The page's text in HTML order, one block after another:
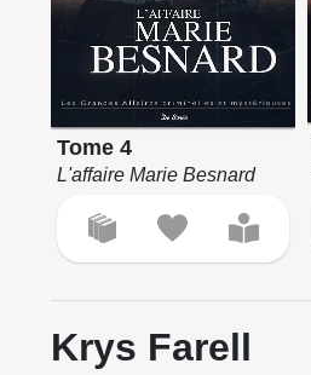
Tome 4
L'affaire Marie Besnard
Krys Farell